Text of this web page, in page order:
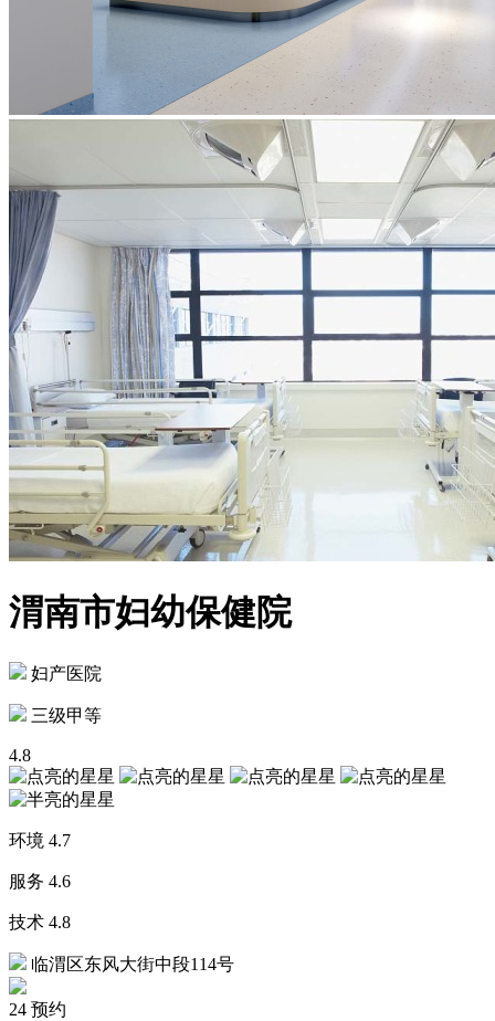
渭南市妇幼保健院
妇产医院
三级甲等
4.8
环境 4.7
服务 4.6
技术 4.8
临渭区东风大街中段114号
24 预约